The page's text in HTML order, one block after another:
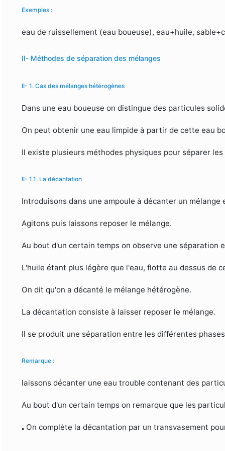
Exemples :
eau de ruissellement (eau boueuse), eau+huile,
II- Méthodes de séparation des mélanges
II- 1. Cas des mélanges hétérogènes
Dans une eau boueuse on distingue des particules
On peut obtenir une eau limpide à partir de cette eau
Il existe plusieurs méthodes physiques pour séparer
II- 1.1. La décantation
Introduisons dans une ampoule à décanter un mélange
Agitons puis laissons reposer le mélange.
Au bout d'un certain temps on observe une séparation
L'huile étant plus légère que l'eau, flotte au dessus de
On dit qu'on a décanté le mélange hétérogène.
La décantation consiste à laisser reposer le mélange.
Il se produit une séparation entre les différentes
Remarque :
laissons décanter une eau trouble contenant des
Au bout d'un certain temps on remarque que les
⋅⋅ On complète la décantation par un transvasement